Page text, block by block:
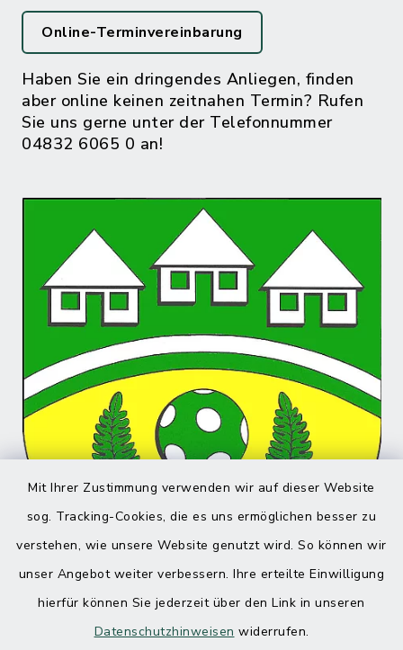
Mit Ihrer Zustimmung verwenden wir auf dieser Website
sog. Tracking-Cookies, die es uns ermöglichen besser zu
verstehen, wie unsere Website genutzt wird. So können wir
unser Angebot weiter verbessern. Ihre erteilte Einwilligung
hierfür können Sie jederzeit über den Link in unseren
Datenschutzhinweisen widerrufen.
Online-Terminvereinbarung
Haben Sie ein dringendes Anliegen, finden
aber online keinen zeitnahen Termin? Rufen
Sie uns gerne unter der Telefonnummer
04832 6065 0 an!